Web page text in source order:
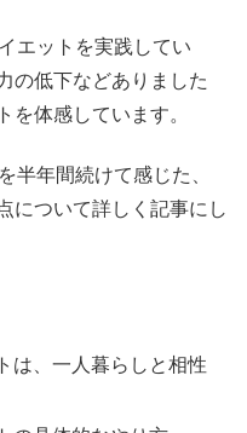
エットを実践してい
の低下などありました
を体感しています。
半年間続けて感じた、
について詳しく記事にし
は、一人暮らしと相性